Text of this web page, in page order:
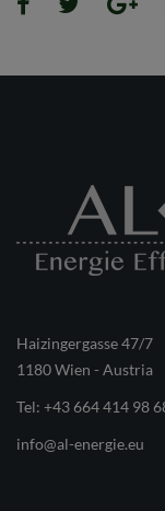
Haizingergasse 47/7
1180 Wien - Austria
Tel: +43 664 414 98
info@al-energie.eu